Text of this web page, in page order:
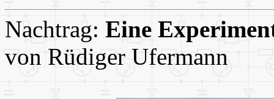
Nachtrag: Eine
von Rüdiger Ufermann